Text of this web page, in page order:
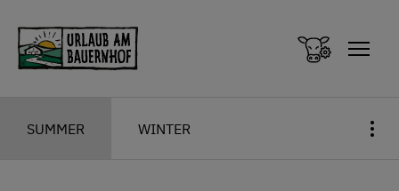
SUMMER WINTER